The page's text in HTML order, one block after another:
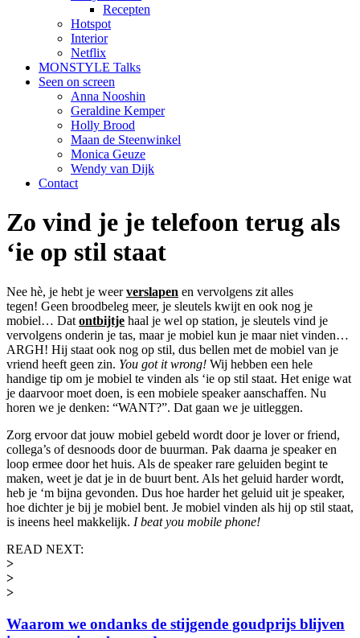
Recepten
Hotspot
Interior
Netflix
MONSTYLE Talks
Seen on screen
Anna Nooshin
Geraldine Kemper
Holly Brood
Maan de Steenwinkel
Monica Geuze
Wendy van Dijk
Contact
Zo vind je je telefoon terug als
‘ie op stil staat
Nee hè, je hebt je weerverslapen en vervolgens zit alles
tegen! Geen broodbeleg meer, je sleutels kwijt en ook nog je
mobiel… Dat ontbijtje haal je wel op station, je sleutels vind je
vervolgens onderin je tas, maar je mobiel kun je maar niet vinden…
ARGH! Hij staat ook nog op stil, dus bellen met de mobiel van je
vriend heeft geen zin. You got it wrong! Wij hebben een hele
handige tip om je mobiel te vinden als ‘ie op stil staat. Het enige wat
je daarvoor moet doen, is een mobiele speaker aanschaffen. Nu
horen we je denken: “WANT?”. Dat gaan we je uitleggen.
Zorg ervoor dat jouw mobiel gebeld wordt door je lover or friend,
collega’s of desnoods door de buurman. Pak daarna je speaker en
loop ermee door het huis. Als de speaker rare geluiden begint te
maken, weet je dat je in de buurt bent. Als het geluid harder wordt,
heb je ‘m bijna gevonden. Dus hoe harder het geluid uit je speaker,
hoe dichter je bij je mobiel bent. Je mobiel vinden als hij op stil staat,
is ineens heel makkelijk. I beat you mobile phone!
READ NEXT:
>
>
>
Waarom we ondanks de stijgende goudprijs blijven